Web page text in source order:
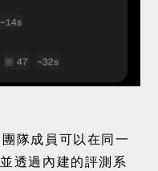
隊成員可以在同一
透過內建的評測系